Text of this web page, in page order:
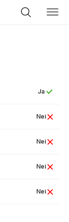
Ja
Nei
Nei
Nei
Nei